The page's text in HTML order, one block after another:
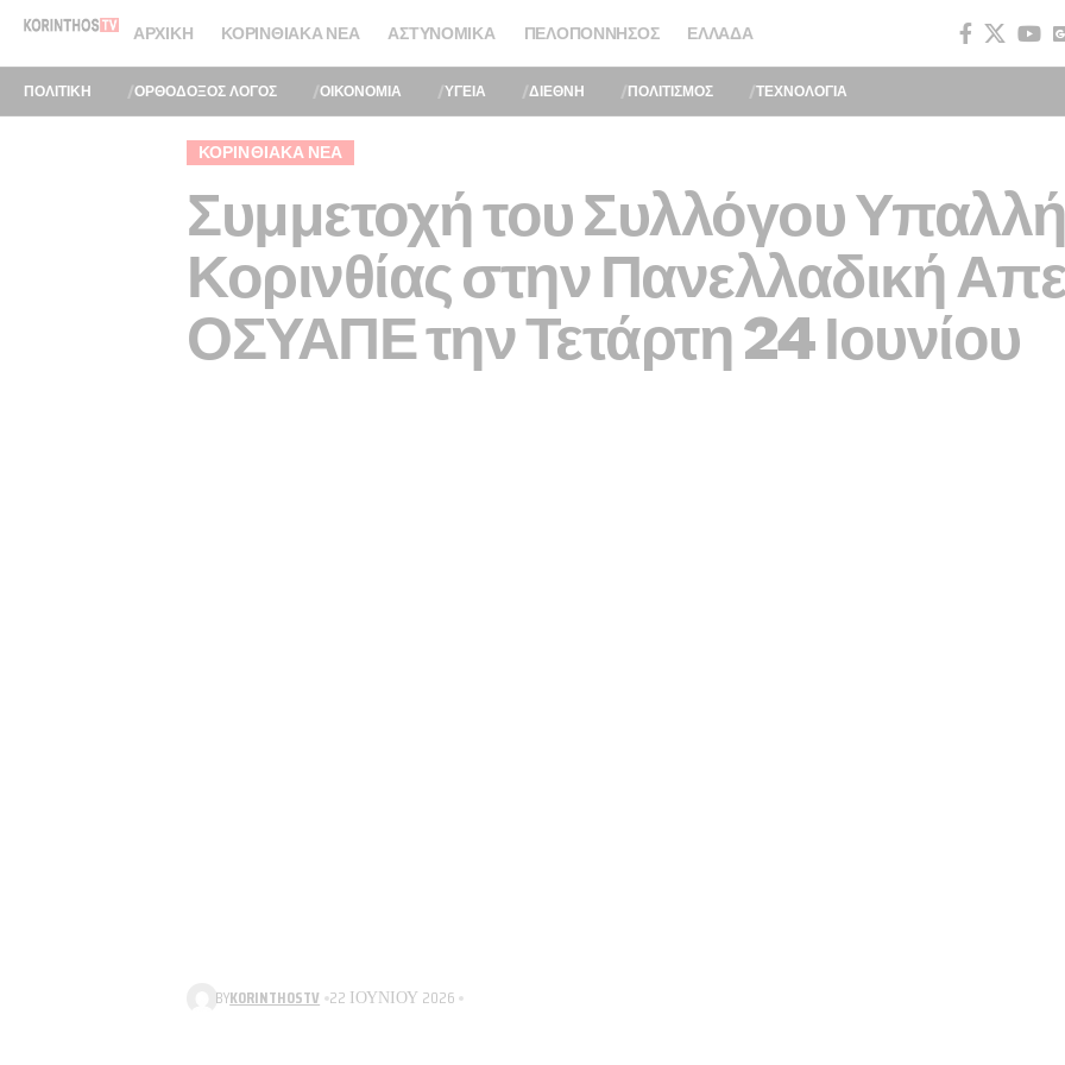
ΑΡΧΙΚΉ ΚΟΡΙΝΘΙΑΚΆ ΝΈΑ ΑΣΤΥΝΟΜΙΚΆ ΠΕΛΟΠΌΝΝΗΣΟΣ ΕΛΛΆΔΑ
ΠΟΛΙΤΙΚΗ ΟΡΘΟΔΟΞΟΣ ΛΟΓΟΣ ΟΙΚΟΝΟΜΙΑ ΥΓΕΙΑ ΔΙΕΘΝΗ ΠΟΛΙΤΙΣΜΟΣ ΤΕΧΝΟΛΟΓΙΑ
ΚΟΡΙΝΘΙΑΚΆ ΝΈΑ
Συμμετοχή του Συλλόγου
Κορινθίας στην Πανελλαδική
ΟΣΥΑΠΕ την Τετάρτη 24 Ιουνίου
BYKORINTHOSTV 22 ΙΟΥΝΊΟΥ 2026